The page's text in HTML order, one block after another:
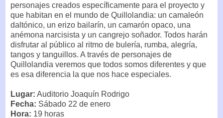
personajes creados específicamente para el proyecto y
que habitan en el mundo de Quillolandia: un camaleón
daltónico, un erizo bailarín, un camarón opaco, una
anémona narcisista y un cangrejo soñador. Todos harán
disfrutar al público al ritmo de bulería, rumba, alegría,
tangos y tanguillos. A través de personajes de
Quillolandia veremos que todos somos diferentes y que
es esa diferencia la que nos hace especiales.
Lugar: Auditorio Joaquín Rodrigo
Fecha: Sábado 22 de enero
Hora: 19 horas